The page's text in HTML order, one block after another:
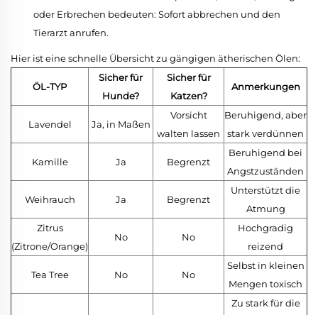
oder Erbrechen bedeuten: Sofort abbrechen und den
Tierarzt anrufen.
Hier ist eine schnelle Übersicht zu gängigen ätherischen Ölen:
ÖL-TYP
Sicher für
Hunde?
Sicher für
Katzen?
Anmerkungen
Lavendel Ja, in Maßen
Vorsicht
walten lassen
Beruhigend, aber
stark verdünnen
Kamille Ja Begrenzt
Beruhigend bei
Angstzuständen
Weihrauch Ja Begrenzt
Unterstützt die
Atmung
Zitrus
(Zitrone/Orange)
No No
Hochgradig
reizend
Tea Tree No No
Selbst in kleinen
Mengen toxisch
Zu stark für die